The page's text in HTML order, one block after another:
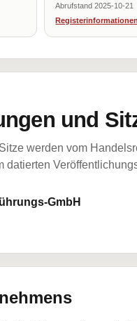
Abrufstand 2025-10-21
und
werden vom
datierten
GmbH